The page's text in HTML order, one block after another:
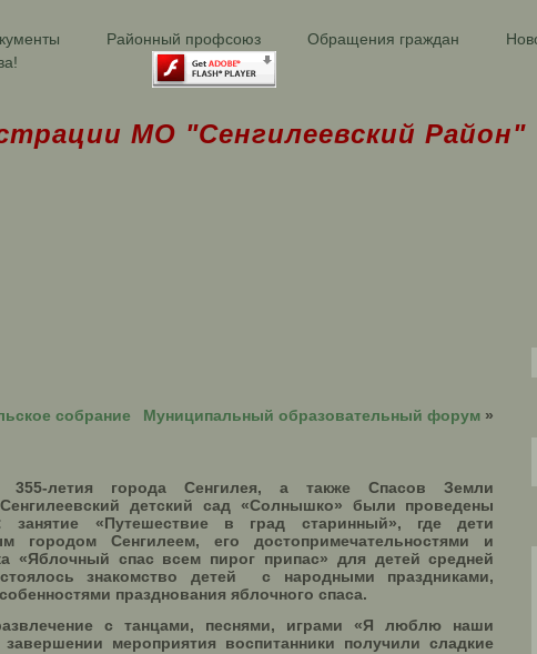
Районный профсоюз Обращения граждан
МО "Сенгилеевский Район"
собрание Муниципальный образовательный форум »
355-летия города Сенгилея, а также Спасов Земли
детский сад «Солнышко» были проведены
занятие «Путешествие в град старинный», где дети
городом Сенгилеем, его достопримечательностями и
«Яблочный спас всем пирог припас» для детей средней
знакомство детей с народными праздниками,
празднования яблочного спаса.
с танцами, песнями, играми «Я люблю наши
мероприятия воспитанники получили сладкие